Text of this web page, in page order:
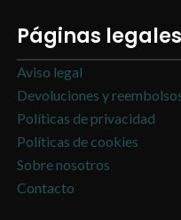
Páginas legales
Aviso legal
Devoluciones y
Políticas de privacidad
Políticas de cookies
Sobre nosotros
Contacto